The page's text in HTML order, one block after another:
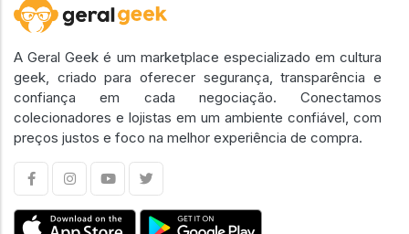
A Geral Geek é um marketplace especializado em cultura
geek, criado para oferecer segurança, transparência e
confiança em cada negociação. Conectamos
colecionadores e lojistas em um ambiente confiável, com